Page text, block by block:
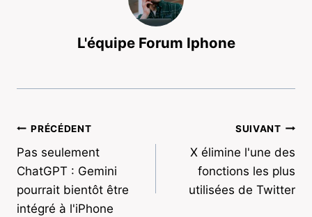
L'équipe Forum Iphone
Navigation
de
l’article
PRÉCÉDENT
Pas seulement
ChatGPT : Gemini
pourrait bientôt être
intégré à l'iPhone
SUIVANT
X élimine l'une des
fonctions les plus
utilisées de Twitter